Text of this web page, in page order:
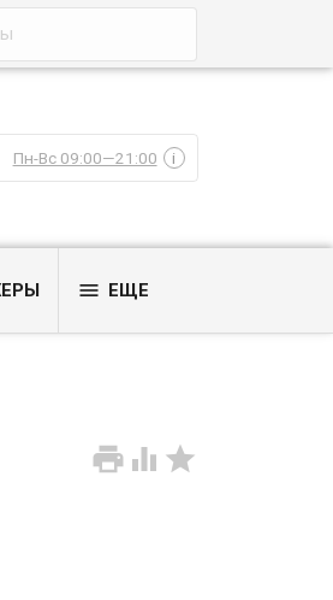
Пн-Вс 09:00—21:00 i
 ЕЩЕ
  